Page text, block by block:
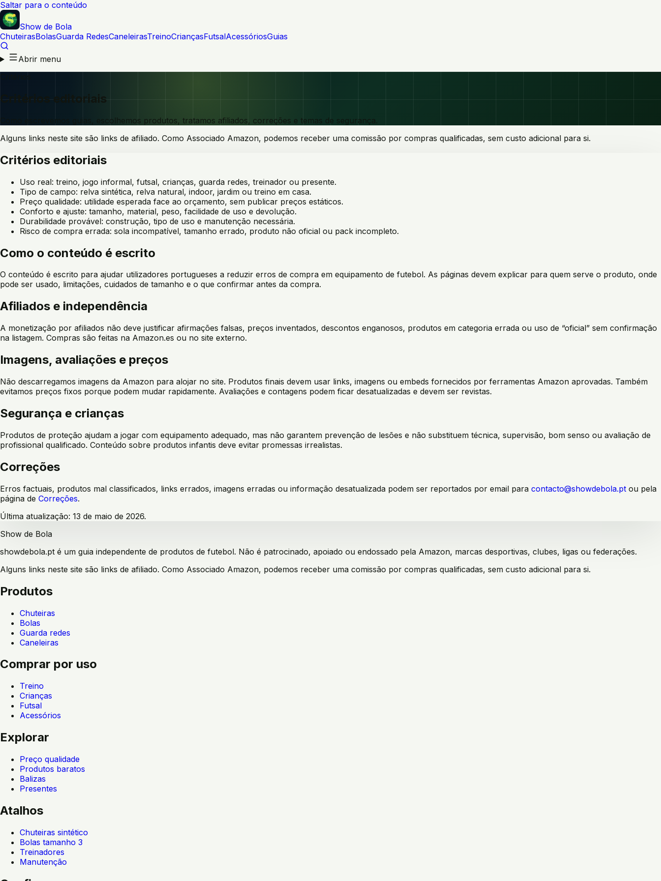
Saltar para o conteúdo
Show de Bola
ChuteirasBolasGuarda RedesCaneleirasTreinoCriançasFutsalAcessóriosGuias
Abrir menu
Critérios
Critérios editoriais
Como escrevemos guias, escolhemos produtos, tratamos afiliados, correções e temas de segurança.
Alguns links neste site são links de afiliado. Como Associado Amazon, podemos receber uma comissão por compras qualificadas, sem custo adicional para si.
Critérios editoriais
Uso real: treino, jogo informal, futsal, crianças, guarda redes, treinador ou presente.
Tipo de campo: relva sintética, relva natural, indoor, jardim ou treino em casa.
Preço qualidade: utilidade esperada face ao orçamento, sem publicar preços estáticos.
Conforto e ajuste: tamanho, material, peso, facilidade de uso e devolução.
Durabilidade provável: construção, tipo de uso e manutenção necessária.
Risco de compra errada: sola incompatível, tamanho errado, produto não oficial ou pack incompleto.
Como o conteúdo é escrito
O conteúdo é escrito para ajudar utilizadores portugueses a reduzir erros de compra em equipamento de futebol. As páginas devem explicar para quem serve o produto, onde
pode ser usado, limitações, cuidados de tamanho e o que confirmar antes da compra.
Afiliados e independência
A monetização por afiliados não deve justificar afirmações falsas, preços inventados, descontos enganosos, produtos em categoria errada ou uso de “oficial” sem confirmação
na listagem. Compras são feitas na Amazon.es ou no site externo.
Imagens, avaliações e preços
Não descarregamos imagens da Amazon para alojar no site. Produtos finais devem usar links, imagens ou embeds fornecidos por ferramentas Amazon aprovadas. Também
evitamos preços fixos porque podem mudar rapidamente. Avaliações e contagens podem ficar desatualizadas e devem ser revistas.
Segurança e crianças
Produtos de proteção ajudam a jogar com equipamento adequado, mas não garantem prevenção de lesões e não substituem técnica, supervisão, bom senso ou avaliação de
profissional qualificado. Conteúdo sobre produtos infantis deve evitar promessas irrealistas.
Correções
Erros factuais, produtos mal classificados, links errados, imagens erradas ou informação desatualizada podem ser reportados por email para contacto@showdebola.pt ou pela
página de Correções.
Última atualização: 13 de maio de 2026.
Show de Bola
showdebola.pt é um guia independente de produtos de futebol. Não é patrocinado, apoiado ou endossado pela Amazon, marcas desportivas, clubes, ligas ou federações.
Alguns links neste site são links de afiliado. Como Associado Amazon, podemos receber uma comissão por compras qualificadas, sem custo adicional para si.
Produtos
Chuteiras
Bolas
Guarda redes
Caneleiras
Comprar por uso
Treino
Crianças
Futsal
Acessórios
Explorar
Preço qualidade
Produtos baratos
Balizas
Presentes
Atalhos
Chuteiras sintético
Bolas tamanho 3
Treinadores
Manutenção